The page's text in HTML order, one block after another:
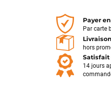
Payer
Par carte
hors
Satisfait
14 jours